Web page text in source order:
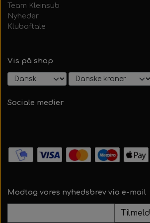
Team Kleinsub
Nyheder
Klubaftale
Vis på shop
Sociale medier
Modtag vores nyhedsbrev via e-mail
Tilmeld